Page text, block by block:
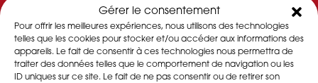
Gérer le consentement
Pour offrir les meilleures expériences, nous utilisons des technologies
telles que les cookies pour stocker et/ou accéder aux informations des
appareils. Le fait de consentir à ces technologies nous permettra de
traiter des données telles que le comportement de navigation ou les
ID uniques sur ce site. Le fait de ne pas consentir ou de retirer son
em SCOP que propõe a venda, aluguer e
manutenção de desidratadores,
desumidificadores de ar e rodas dessecantes.->
Saber mais